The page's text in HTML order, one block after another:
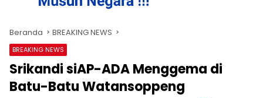
Beranda BREAKING NEWS
BREAKING NEWS
Srikandi siAP-ADA Menggema di
Batu-Batu Watansoppeng